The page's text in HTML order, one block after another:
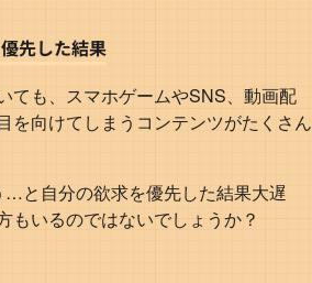
先した結果
ても、スマホゲームやSNS、動画配
を向けてしまうコンテンツがたくさん
と自分の欲求を優先した結果大遅
もいるのではないでしょうか？